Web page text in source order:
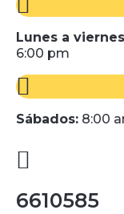
Lunes a
6:00 pm
Sábados: 8:00
6610585